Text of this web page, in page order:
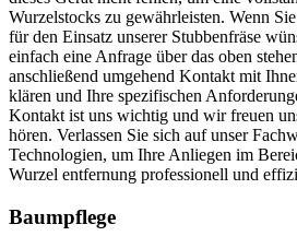
Wurzelstocks zu gewährleisten. Wenn
für den Einsatz unserer Stubbenfräse
einfach eine Anfrage über das oben
anschließend umgehend Kontakt mit
klären und Ihre spezifischen
Kontakt ist uns wichtig und wir freuen
hören. Verlassen Sie sich auf unser
Technologien, um Ihre Anliegen im
Wurzel entfernung professionell und
Baumpflege